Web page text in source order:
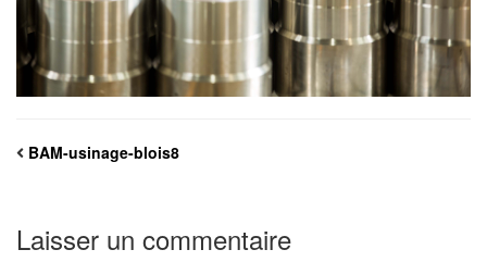
BAM-usinage-blois8
Laisser un commentaire